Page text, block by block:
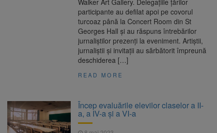
Walker Art Gallery. Delegațiile țărilor
participante au defilat apoi pe covorul
turcoaz până la Concert Room din St
Georges Hall și au răspuns întrebărilor
jurnaliștilor prezenți la eveniment. Artiștii,
jurnaliștii și invitaţii au sărbătorit împreună
deschiderea […]
READ MORE
Încep evaluările elevilor claselor a II-
a, a IV-a și a VI-a